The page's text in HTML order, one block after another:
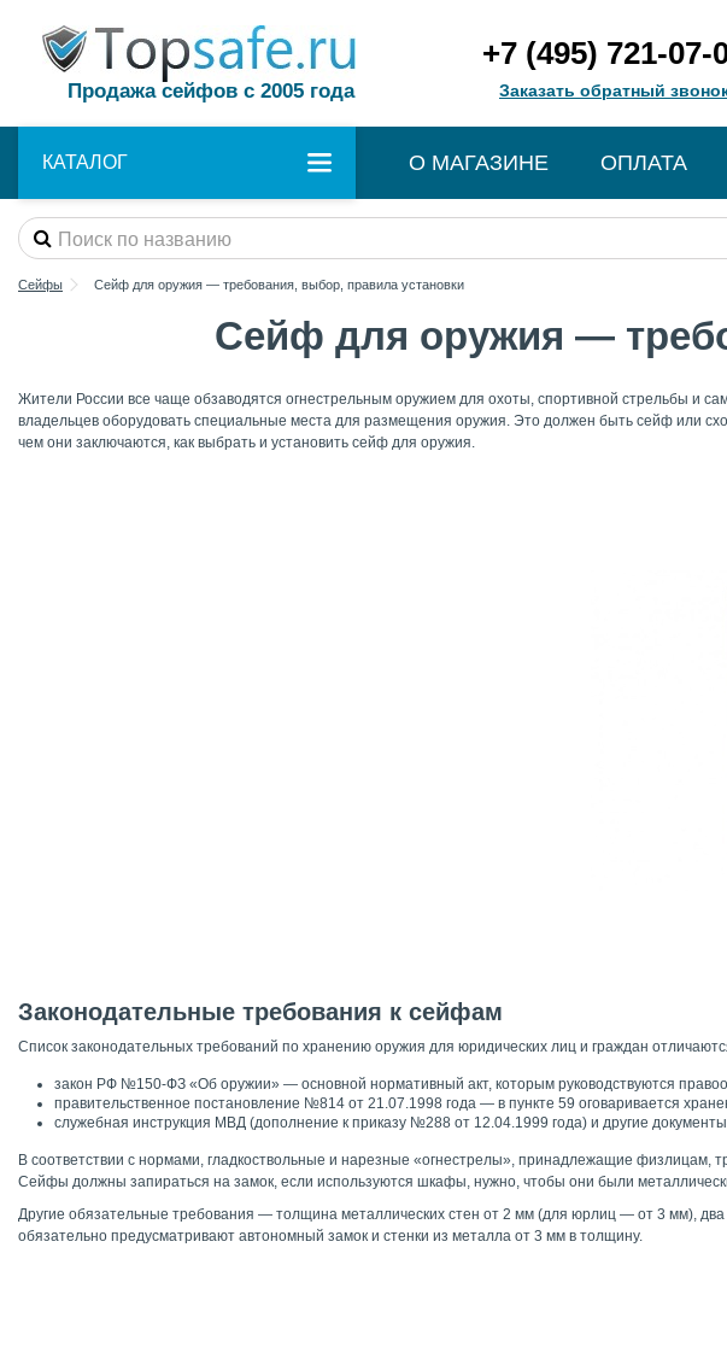
Продажа сейфов с 2005 года
+7 (495) 721-07-
Заказать обратный
КАТАЛОГ О МАГАЗИНЕ ОПЛАТА
Сейфы Сейф для оружия — требования, выбор, правила установки
Сейф для оружия —
Жители России все чаще обзаводятся огнестрельным оружием для охоты, спортивной стрельбы и
владельцев оборудовать специальные места для размещения оружия. Это должен быть сейф или
чем они заключаются, как выбрать и установить сейф для оружия.
Законодательные требования к сейфам
Список законодательных требований по хранению оружия для юридических лиц и граждан
закон РФ №150-ФЗ «Об оружии» — основной нормативный акт, которым руководствуются
правительственное постановление №814 от 21.07.1998 года — в пункте 59 оговаривается
служебная инструкция МВД (дополнение к приказу №288 от 12.04.1999 года) и другие
В соответствии с нормами, гладкоствольные и нарезные «огнестрелы», принадлежащие физлицам,
Сейфы должны запираться на замок, если используются шкафы, нужно, чтобы они были
Другие обязательные требования — толщина металлических стен от 2 мм (для юрлиц — от 3 мм),
обязательно предусматривают автономный замок и стенки из металла от 3 мм в толщину.